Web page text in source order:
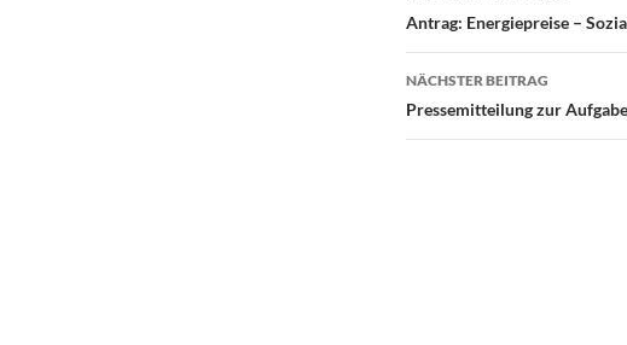
Antrag: Energiepreise –
NÄCHSTER BEITRAG
Pressemitteilung zur